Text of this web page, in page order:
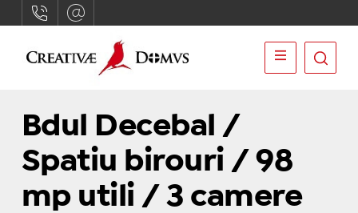
Bdul Decebal /
Spatiu birouri / 98
mp utili / 3 camere